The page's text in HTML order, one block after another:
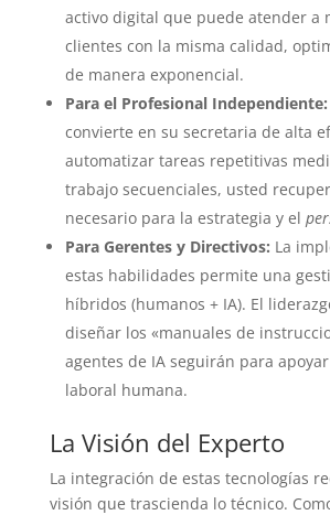
activo digital que puede atender a
clientes con la misma calidad,
de manera exponencial.
Para el Profesional Independiente:
convierte en su secretaria de alta
automatizar tareas repetitivas
trabajo secuenciales, usted
necesario para la estrategia y el
Para Gerentes y Directivos: La
estas habilidades permite una
híbridos (humanos + IA). El
diseñar los «manuales de
agentes de IA seguirán para
laboral humana.
La Visión del Experto
La integración de estas tecnologías
visión que trascienda lo técnico.